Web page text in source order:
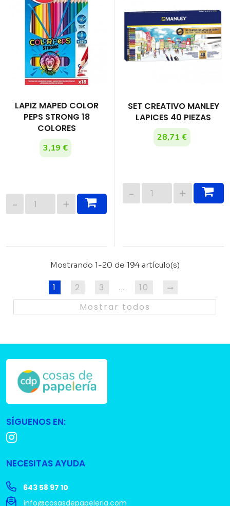
LAPIZ MAPED COLOR
PEPS STRONG 18
COLORES
3,19 €
SET CREATIVO MANLEY
LAPICES 40 PIEZAS
28,71 €
Mostrando 1-20 de 194 artículo(s)
1 2 3 …
10
Mostrar todos
SÍGUENOS EN:
NECESITAS AYUDA
643 58 97 10
info@cosasdepapeleria.com